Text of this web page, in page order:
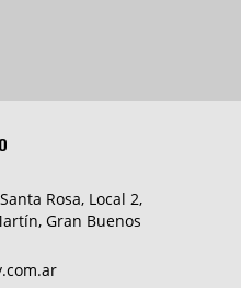
Rosa, Local 2,
Gran Buenos